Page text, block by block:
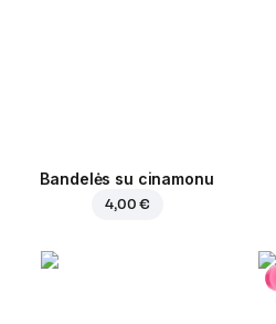
Bandelės su cinamonu
4,00 €